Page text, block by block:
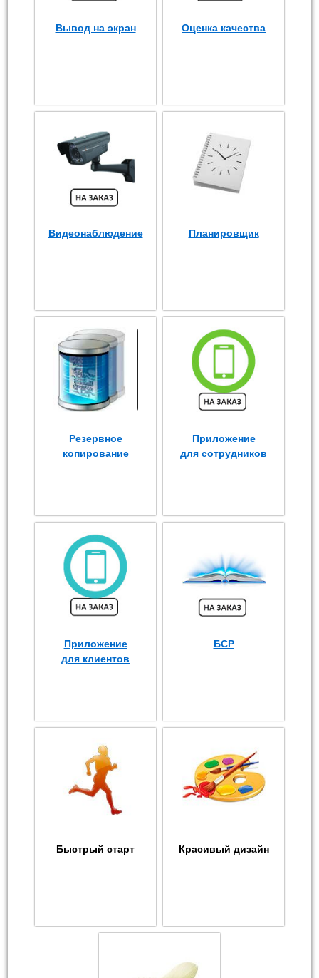
Вывод на экран Оценка качества
Видеонаблюдение Планировщик
Резервное
копирование
Приложение
для сотрудников
Приложение
для клиентов
БСР
Быстрый старт Красивый дизайн